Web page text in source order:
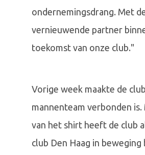
ondernemingsdrang. Met
vernieuwende partner
toekomst van onze club."
Vorige week maakte de
mannenteam verbonden
van het shirt heeft de club
club Den Haag in